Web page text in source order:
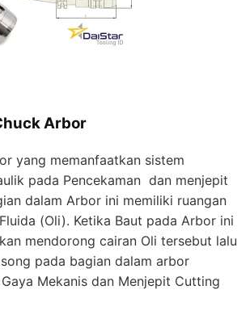
Arbor
yang memanfaatkan sistem
pada Pencekaman dan menjepit
dalam Arbor ini memiliki ruangan
(Oli). Ketika Baut pada Arbor ini
mendorong cairan Oli tersebut lalu
pada bagian dalam arbor
Mekanis dan Menjepit Cutting